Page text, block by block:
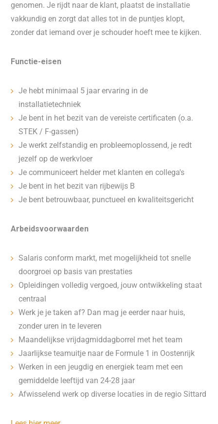
genomen. Je rijdt naar de klant, plaatst de installatie
vakkundig en zorgt dat alles tot in de puntjes klopt,
zonder dat iemand over je schouder hoeft mee te kijken.
Functie-eisen
Je hebt minimaal 5 jaar ervaring in de
installatietechniek
Je bent in het bezit van de vereiste certificaten (o.a.
STEK / F-gassen)
Je werkt zelfstandig en probleemoplossend, je redt
jezelf op de werkvloer
Je communiceert helder met klanten en collega's
Je bent in het bezit van rijbewijs B
Je bent betrouwbaar, punctueel en kwaliteitsgericht
Arbeidsvoorwaarden
Salaris conform markt, met mogelijkheid tot snelle
doorgroei op basis van prestaties
Opleidingen volledig vergoed, jouw ontwikkeling staat
centraal
Werk je je taken af? Dan mag je eerder naar huis,
zonder uren in te leveren
Maandelijkse vrijdagmiddagborrel met het team
Jaarlijkse teamuitje naar de Formule 1 in Oostenrijk ️
Werken in een jeugdig en energiek team met een
gemiddelde leeftijd van 24-28 jaar
Afwisselend werk op diverse locaties in de regio Sittard